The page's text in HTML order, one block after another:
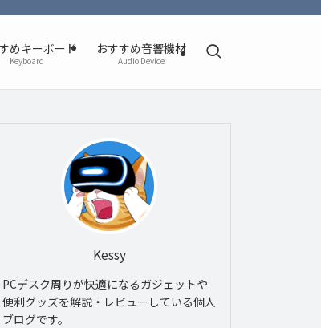
めキーボード
Keyboard
おすすめ音響機材
Audio Device
Kessy
PCデスク周りが快適になるガジェットや
便利グッズを解説・レビューしている個人
ブログです。